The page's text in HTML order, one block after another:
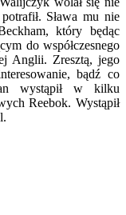
Sława mu nie
który będąc
do współczesnego
Anglii. Zresztą, jego
bądź co
wystąpił w kilku
Reebok. Wystąpił